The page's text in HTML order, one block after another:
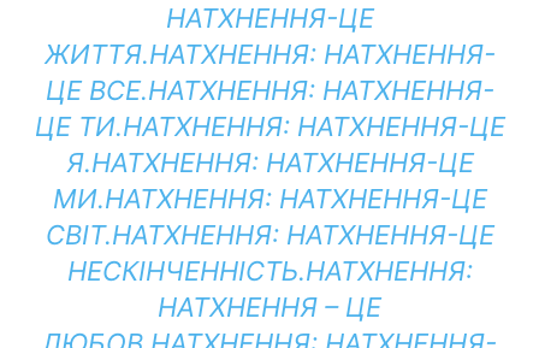
НАТХНЕННЯ-ЦЕ
ЖИТТЯ.НАТХНЕННЯ:НАТХНЕННЯ-
ЦЕ ВСЕ.НАТХНЕННЯ:НАТХНЕННЯ-
ЦЕ ТИ.НАТХНЕННЯ:НАТХНЕННЯ-ЦЕ
Я.НАТХНЕННЯ:НАТХНЕННЯ-ЦЕ
МИ.НАТХНЕННЯ:НАТХНЕННЯ-ЦЕ
СВІТ.НАТХНЕННЯ:НАТХНЕННЯ-ЦЕ
НЕСКІНЧЕННІСТЬ.НАТХНЕННЯ:
НАТХНЕННЯ – ЦЕ